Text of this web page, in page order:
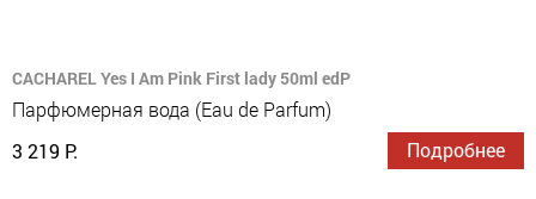
CACHAREL Yes I Am Pink First lady 50ml edP
Парфюмерная вода (Eau de Parfum)
3 219 Р.
Подробнее